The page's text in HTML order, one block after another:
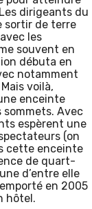
dirigeants du
sortir de terre
les
souvent en
débuta en
notamment
voilà,
enceinte
sommets. Avec
espèrent une
(on
cette enceinte
de quart-
d’entre elle
en 2005
hôtel.